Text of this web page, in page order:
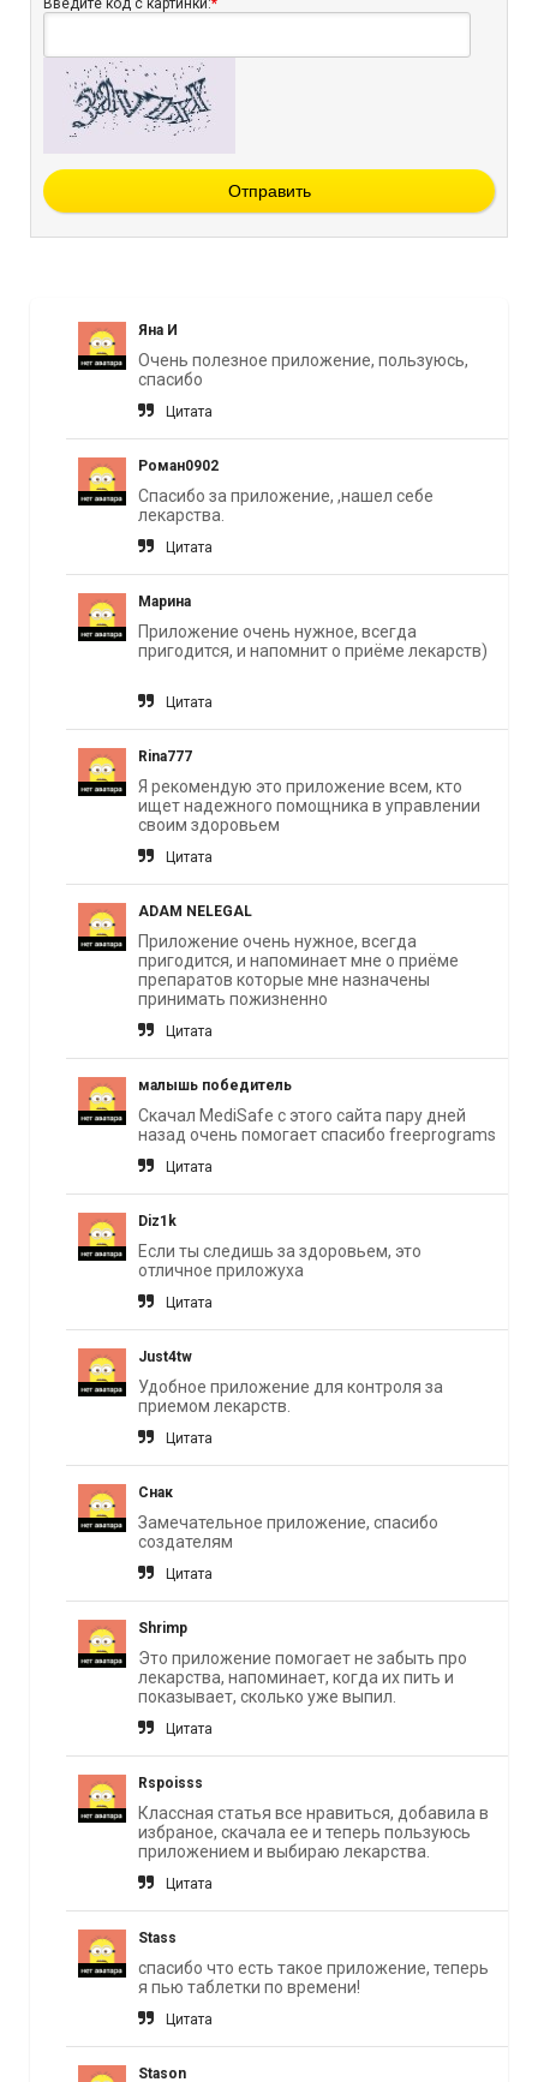
Введите код с картинки:*
Отправить
Яна И
Очень полезное приложение, пользуюсь,
спасибо
Цитата
Роман0902
Спасибо за приложение, ,нашел себе
лекарства.
Цитата
Марина
Приложение очень нужное, всегда
пригодится, и напомнит о приёме лекарств)
Цитата
Rina777
Я рекомендую это приложение всем, кто
ищет надежного помощника в управлении
своим здоровьем
Цитата
ADAM NELEGAL
Приложение очень нужное, всегда
пригодится, и напоминает мне о приёме
препаратов которые мне назначены
принимать пожизненно
Цитата
малышь победитель
Cкачал MediSafe с этого сайта пару дней
назад очень помогает спасибо freeprograms
Цитата
Diz1k
Если ты следишь за здоровьем, это
отличное приложуха
Цитата
Just4tw
Удобное приложение для контроля за
приемом лекарств.
Цитата
Снак
Замечательное приложение, спасибо
создателям
Цитата
Shrimp
Это приложение помогает не забыть про
лекарства, напоминает, когда их пить и
показывает, сколько уже выпил.
Цитата
Rspoisss
Классная статья все нравиться, добавила в
избраное, скачала ее и теперь пользуюсь
приложением и выбираю лекарства.
Цитата
Stass
спасибо что есть такое приложение, теперь
я пью таблетки по времени!
Цитата
Stason